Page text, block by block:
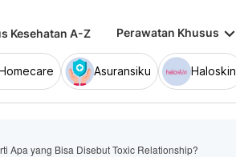
Kesehatan A-Z Perawatan Khusus keyboard_arrow_down
Asuransiku Haloskin
Apa yang Bisa Disebut Toxic Relationship?